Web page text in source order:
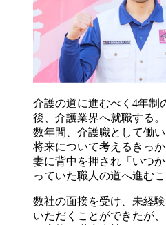
介護の道に進むべく4年制
後、介護業界へ就職する。
数年間、介護職として働い
将来について考えるきっか
妻に背中を押され「いつ
っていた職人の道へ進むこ
数社の面接を受け、未経
いただくことができたが、